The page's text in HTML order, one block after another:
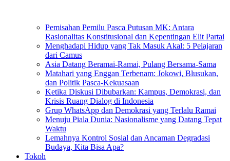
Pemisahan Pemilu Pasca Putusan MK: Antara
Rasionalitas Konstitusional dan Kepentingan Elit Partai
Menghadapi Hidup yang Tak Masuk Akal: 5 Pelajaran
dari Camus
Asia Datang Beramai-Ramai, Pulang Bersama-Sama
Matahari yang Enggan Terbenam: Jokowi, Blusukan,
dan Politik Pasca-Kekuasaan
Ketika Diskusi Dibubarkan: Kampus, Demokrasi, dan
Krisis Ruang Dialog di Indonesia
Grup WhatsApp dan Demokrasi yang Terlalu Ramai
Menuju Piala Dunia: Nasionalisme yang Datang Tepat
Waktu
Lemahnya Kontrol Sosial dan Ancaman Degradasi
Budaya, Kita Bisa Apa?
Tokoh